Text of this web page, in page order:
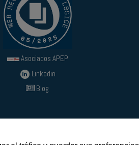
Asociados APEP
Linkedin
Blog